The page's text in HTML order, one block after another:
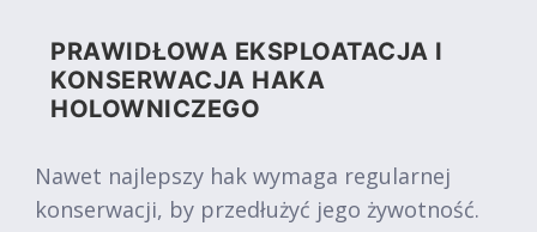
PRAWIDŁOWA EKSPLOATACJA I
KONSERWACJA HAKA
HOLOWNICZEGO
Nawet najlepszy hak wymaga regularnej
konserwacji, by przedłużyć jego żywotność.